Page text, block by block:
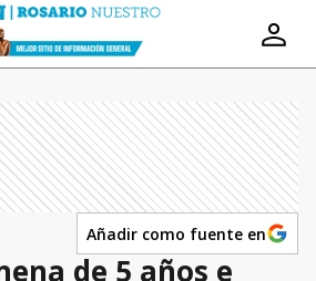
Añadir como fuente en
de 5 años e